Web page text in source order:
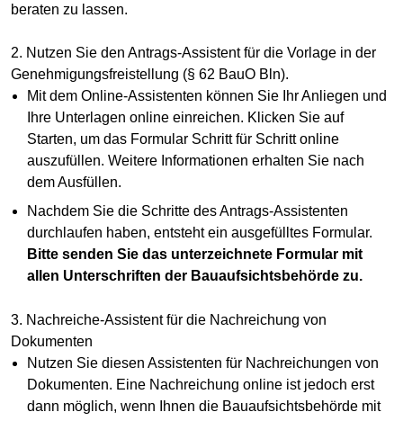
beraten zu lassen.
2. Nutzen Sie den Antrags-Assistent für die Vorlage in der
Genehmigungsfreistellung (§ 62 BauO Bln).
Mit dem Online-Assistenten können Sie Ihr Anliegen und
Ihre Unterlagen online einreichen. Klicken Sie auf
Starten, um das Formular Schritt für Schritt online
auszufüllen. Weitere Informationen erhalten Sie nach
dem Ausfüllen.
Nachdem Sie die Schritte des Antrags-Assistenten
durchlaufen haben, entsteht ein ausgefülltes Formular.
Bitte senden Sie das unterzeichnete Formular mit
allen Unterschriften der Bauaufsichtsbehörde zu.
3. Nachreiche-Assistent für die Nachreichung von
Dokumenten
Nutzen Sie diesen Assistenten für Nachreichungen von
Dokumenten. Eine Nachreichung online ist jedoch erst
dann möglich, wenn Ihnen die Bauaufsichtsbehörde mit